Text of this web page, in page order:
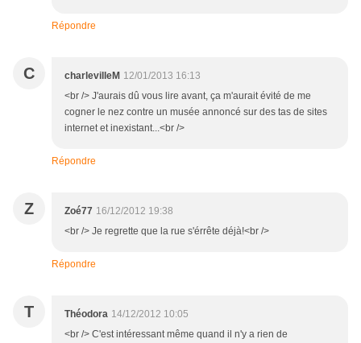
Répondre
C charlevilleM 12/01/2013 16:13
<br /> J'aurais dû vous lire avant, ça m'aurait évité de me
cogner le nez contre un musée annoncé sur des tas de sites
internet et inexistant...<br />
Répondre
Z Zoé77 16/12/2012 19:38
<br /> Je regrette que la rue s'érrête déjà!<br />
Répondre
T Théodora 14/12/2012 10:05
<br /> C'est intéressant même quand il n'y a rien de